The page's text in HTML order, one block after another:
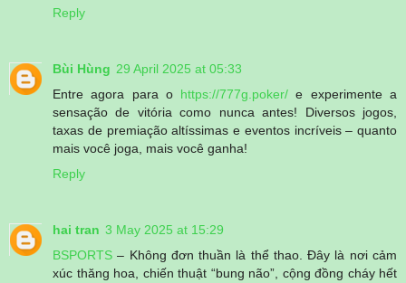
Reply
Bùi Hùng 29 April 2025 at 05:33
Entre agora para o https://777g.poker/ e experimente a
sensação de vitória como nunca antes! Diversos jogos,
taxas de premiação altíssimas e eventos incríveis – quanto
mais você joga, mais você ganha!
Reply
hai tran 3 May 2025 at 15:29
BSPORTS – Không đơn thuần là thể thao. Đây là nơi cảm
xúc thăng hoa, chiến thuật “bung não”, cộng đồng cháy hết